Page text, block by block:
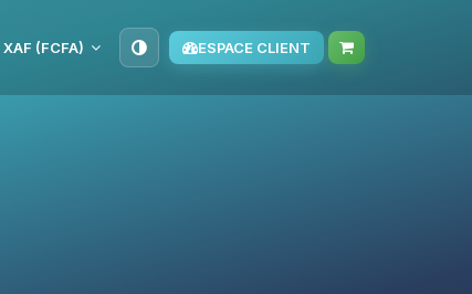
XAF (FCFA) ESPACE CLIENT